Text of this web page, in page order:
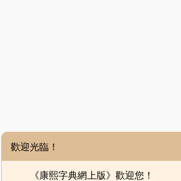
歡迎光臨！
《康熙字典網上版》歡迎您！